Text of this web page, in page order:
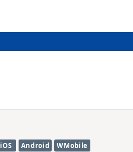
iOS Android WMobile